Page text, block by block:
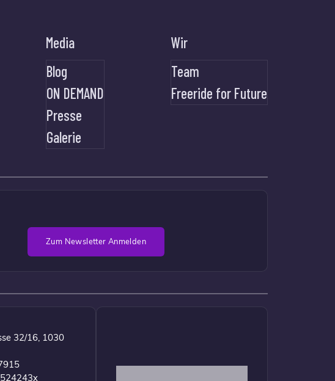
Media
Blog
ON DEMAND
Presse
Galerie
Wir
Team
Freeride for Future
Zum Newsletter Anmelden
32/16, 1030